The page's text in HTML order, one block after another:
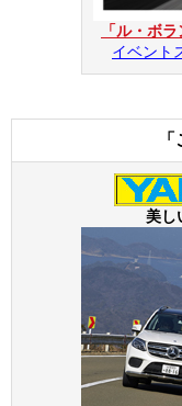
「ル・ボ
イベント
美し